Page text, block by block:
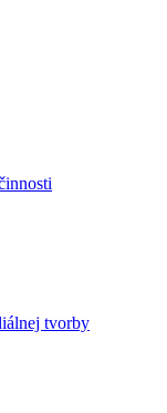
tvorby